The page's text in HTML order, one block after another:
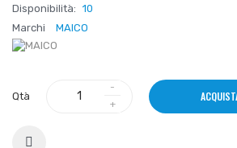
Disponibilità: 10
Marchi
MAICO
Qtà